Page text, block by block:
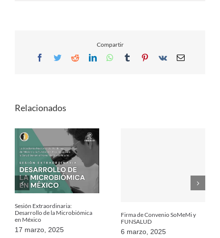
Compartir
Facebook
TwitterRedditLinkedInWhatsApp
TumblrPinterest
Vk Email
Relacionados
Sesión Extraordinaria:
Desarrollo de la Microbiómica
en México
17 marzo, 2025
Firma de Convenio SoMeMi y
FUNSALUD
6 marzo, 2025